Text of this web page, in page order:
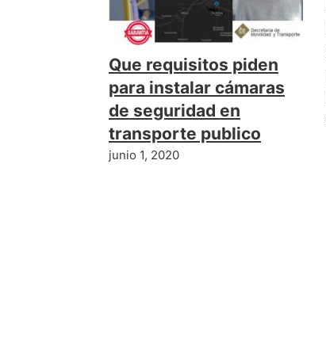
Que requisitos piden
para instalar cámaras
de seguridad en
transporte publico
junio 1, 2020